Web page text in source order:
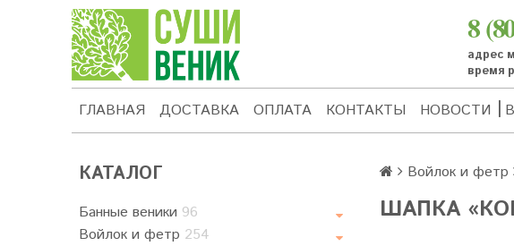
8
адрес
время
ГЛАВНАЯ ДОСТАВКА ОПЛАТА КОНТАКТЫ НОВОСТИ
КАТАЛОГ
Банные веники 96
Войлок и фетр 254
Войлок и фетр
ШАПКА